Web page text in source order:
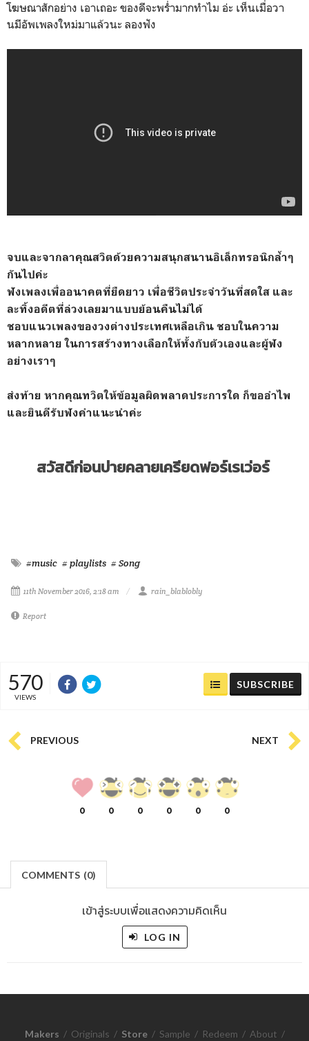
โฆษณาสักอย่าง เอาเถอะ ของดีจะพร่ำมากทำไม อ่ะ เห็นเมื่อวา
นมีอัพเพลงใหม่มาแล้วนะ ลองฟัง
จบและจากลาคุณสวิตด้วยความสนุกสนานอิเล็กทรอนิกล้ำๆ
กันไปค่ะ
ฟังเพลงเพื่ออนาคตที่ยืดยาว เพื่อชีวิตประจำวันที่สดใส และ
ละทิ้งอดีตที่ล่วงเลยมาแบบย้อนคืนไม่ได้
ชอบแนวเพลงของวงต่างประเทศเหลือเกิน ชอบในความ
หลากหลาย ในการสร้างทางเลือกให้ทั้งกับตัวเองและผู้ฟัง
อย่างเราๆ
ส่งท้าย หากคุณทวิตให้ข้อมูลผิดพลาดประการใด ก็ขออำไพ
และยินดีรับฟังคำแนะนำค่ะ
สวัสดีก่อนบ่ายคลายเครียดฟอร์เรเว่อร์
#music # playlists # Song
11th November 2016, 2:18 am rain_blablobly
Report
570
VIEWS
SUBSCRIBE
PREVIOUS NEXT
0 0 0 0 0 0
COMMENTS (0)
เข้าสู่ระบบเพื่อแสดงความคิดเห็น
LOG IN
Makers / Originals / Store / Sample / Redeem / About /